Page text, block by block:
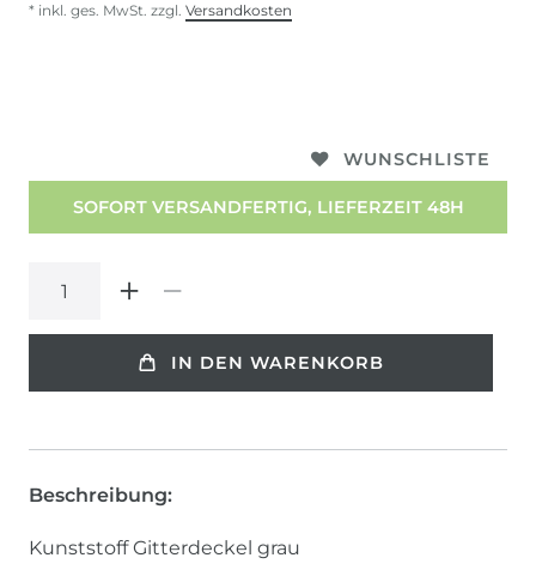
* inkl. ges. MwSt. zzgl. Versandkosten
WUNSCHLISTE
SOFORT VERSANDFERTIG, LIEFERZEIT 48H
IN DEN WARENKORB
Beschreibung:
Kunststoff Gitterdeckel grau